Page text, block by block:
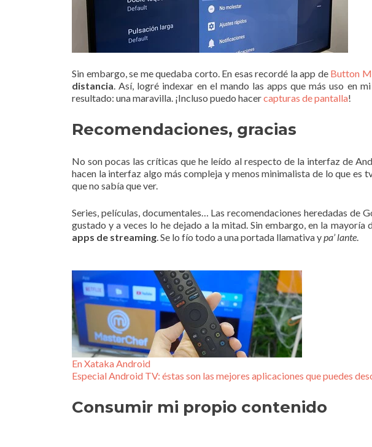
Sin embargo, se me quedaba corto. En esas recordé la app de Button
distancia. Así, logré indexar en el mando las apps que más uso en
resultado: una maravilla. ¡Incluso puedo hacercapturas de pantalla!
Recomendaciones, gracias
No son pocas las críticas que he leído al respecto de la interfaz de
hacen la interfaz algo más compleja y menos minimalista de lo que es
que no sabía que ver.
Series, películas, documentales… Las recomendaciones heredadas de
gustado y a veces lo he dejado a la mitad. Sin embargo, en la mayoría
apps de streaming. Se lo fío todo a una portada llamativa ypa’ lante.
En Xataka Android
Especial Android TV: éstas son las mejores aplicaciones que puedes
Consumir mi propio contenido